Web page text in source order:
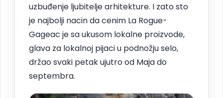
uzbuđenje ljubitelje arhitekture. I zato sto
je najbolji nacin da cenim La Rogue-
Gageac je sa ukusom lokalne proizvode,
glava za lokalnoj pijaci u podnožju selo,
držao svaki petak ujutro od Maja do
septembra.